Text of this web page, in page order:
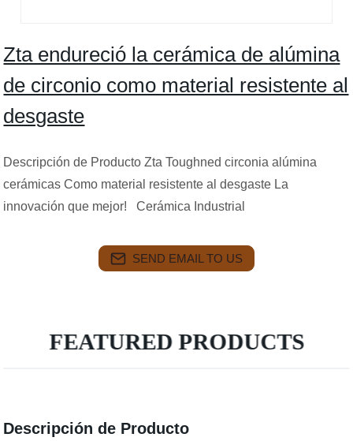
Zta endureció la cerámica de alúmina
de circonio como material resistente al
desgaste
Descripción de Producto Zta Toughned circonia alúmina
cerámicas Como material resistente al desgaste La
innovación que mejor! Cerámica Industrial
SEND EMAIL TO US
FEATURED PRODUCTS
Descripción de Producto